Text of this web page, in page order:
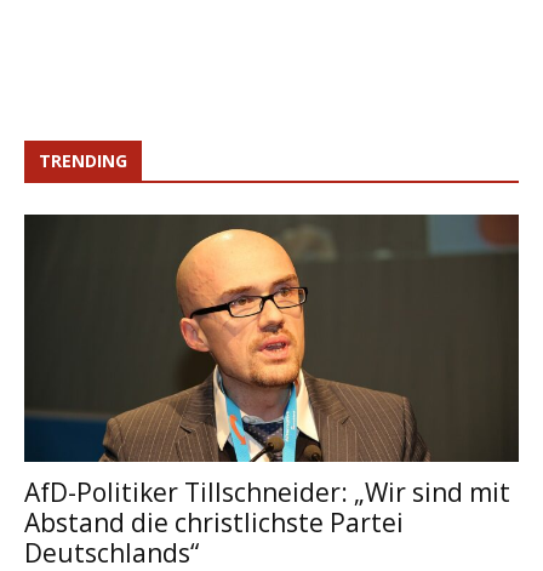
TRENDING
AfD-Politiker Tillschneider: „Wir sind mit
Abstand die christlichste Partei
Deutschlands“